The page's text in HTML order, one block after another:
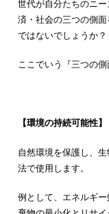
世代が自分たちのニ
済・社会の三つの側
ではないでしょうか？
ここでいう『三つの
【環境の持続可能性】
自然環境を保護し、
法で使用します。
例として、エネルギ